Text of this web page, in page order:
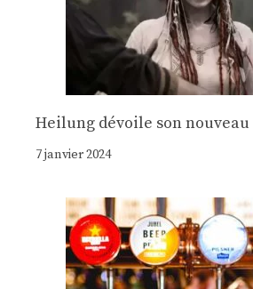
Heilung dévoile son
7 janvier 2024